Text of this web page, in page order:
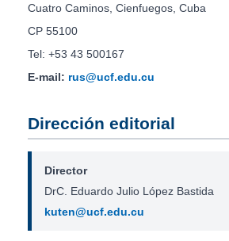
Cuatro Caminos, Cienfuegos, Cuba
CP 55100
Tel: +53 43 500167
E-mail: rus@ucf.edu.cu
Dirección editorial
Director
DrC. Eduardo Julio López Bastida
kuten@ucf.edu.cu